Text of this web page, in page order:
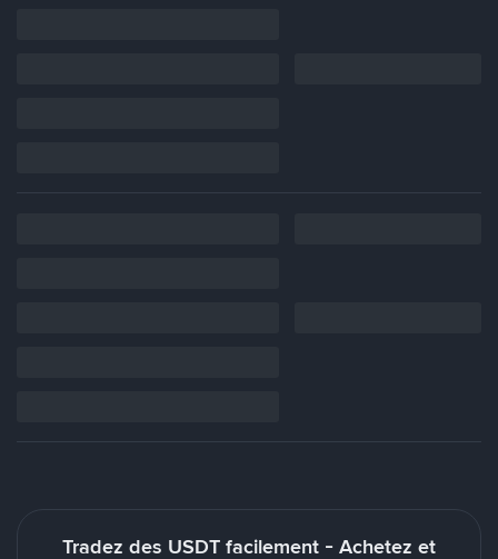
Tradez des USDT facilement - Achetez et